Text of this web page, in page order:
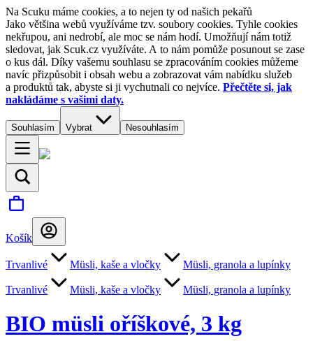
Na Scuku máme cookies, a to nejen ty od našich pekařů
Jako většina webů využíváme tzv. soubory cookies. Tyhle cookies
nekřupou, ani nedrobí, ale moc se nám hodí. Umožňují nám totiž
sledovat, jak Scuk.cz využíváte. A to nám pomůže posunout se zase
o kus dál. Díky vašemu souhlasu se zpracováním cookies můžeme
navíc přizpůsobit i obsah webu a zobrazovat vám nabídku služeb
a produktů tak, abyste si ji vychutnali co nejvíce. Přečtěte si, jak
nakládáme s vašimi daty.
Souhlasím Vybrat Nesouhlasím
Košík
Trvanlivé Müsli, kaše a vločky Müsli, granola a lupínky
Trvanlivé Müsli, kaše a vločky Müsli, granola a lupínky
BIO müsli oříškové, 3 kg